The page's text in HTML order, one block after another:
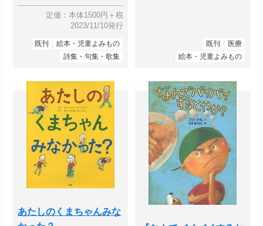
定価：本体1500円＋税
2023/11/10発行
既刊
絵本・児童よみもの
詩集・句集・歌集
既刊
医療
絵本・児童よみもの
あたしのくまちゃんみな